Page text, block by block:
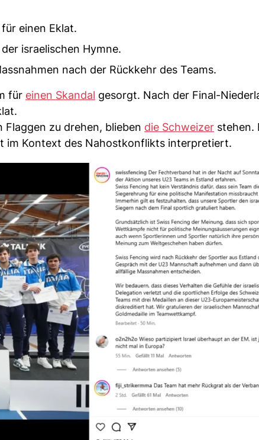
einen Eklat.
israelischen Hymne.
nach der Rückkehr des Teams.
für einen Skandal gesorgt. Nach der Final-
zu drehen, blieben die Schweizer stehen.
im Kontext des Nahostkonflikts interpretiert.